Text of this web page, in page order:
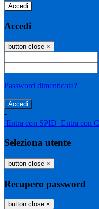
Accedi
Accedi
button close ×
Password dimenticata?
-
Entra con SPID Entra con
Seleziona utente
button close ×
Recupero password
button close ×